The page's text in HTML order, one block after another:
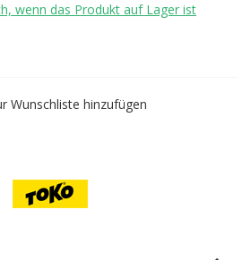
wenn das Produkt auf Lager ist
Wunschliste hinzufügen